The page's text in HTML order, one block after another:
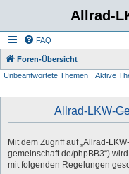
Allrad-
FAQ
Foren-Übersicht
Unbeantwortete Themen
Aktive
Allrad-LKW-
Mit dem Zugriff auf „Allrad-
gemeinschaft.de/phpBB3“)
mit folgenden Regelungen